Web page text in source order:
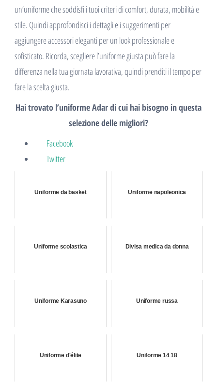
un’uniforme che soddisfi i tuoi criteri di comfort, durata, mobilità e
stile. Quindi approfondisci i dettagli e i suggerimenti per
aggiungere accessori eleganti per un look professionale e
sofisticato. Ricorda, scegliere l’uniforme giusta può fare la
differenza nella tua giornata lavorativa, quindi prenditi il ​​tempo per
fare la scelta giusta.
Hai trovato l’uniforme Adar di cui hai bisogno in questa
selezione delle migliori?
Facebook
Twitter
Uniforme da basket Uniforme napoleonica
Uniforme scolastica Divisa medica da donna
Uniforme Karasuno Uniforme russa
Uniforme d'élite Uniforme 14 18